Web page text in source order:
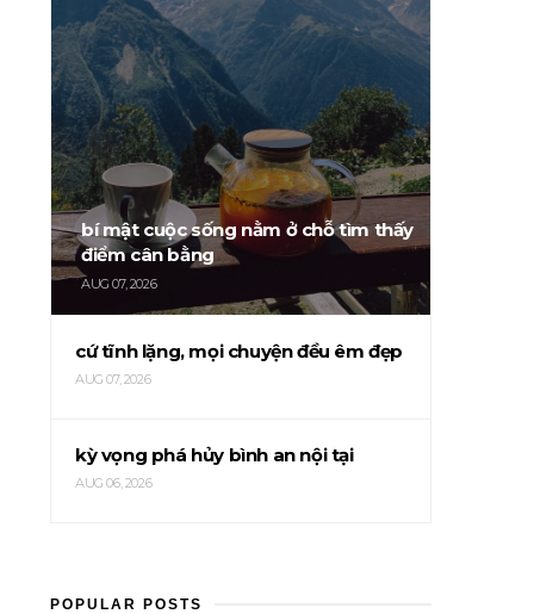
bí mật cuộc sống nằm ở chỗ tìm thấy
điểm cân bằng
AUG 07, 2026
cứ tĩnh lặng, mọi chuyện đều êm đẹp
AUG 07, 2026
kỳ vọng phá hủy bình an nội tại
AUG 06, 2026
POPULAR POSTS